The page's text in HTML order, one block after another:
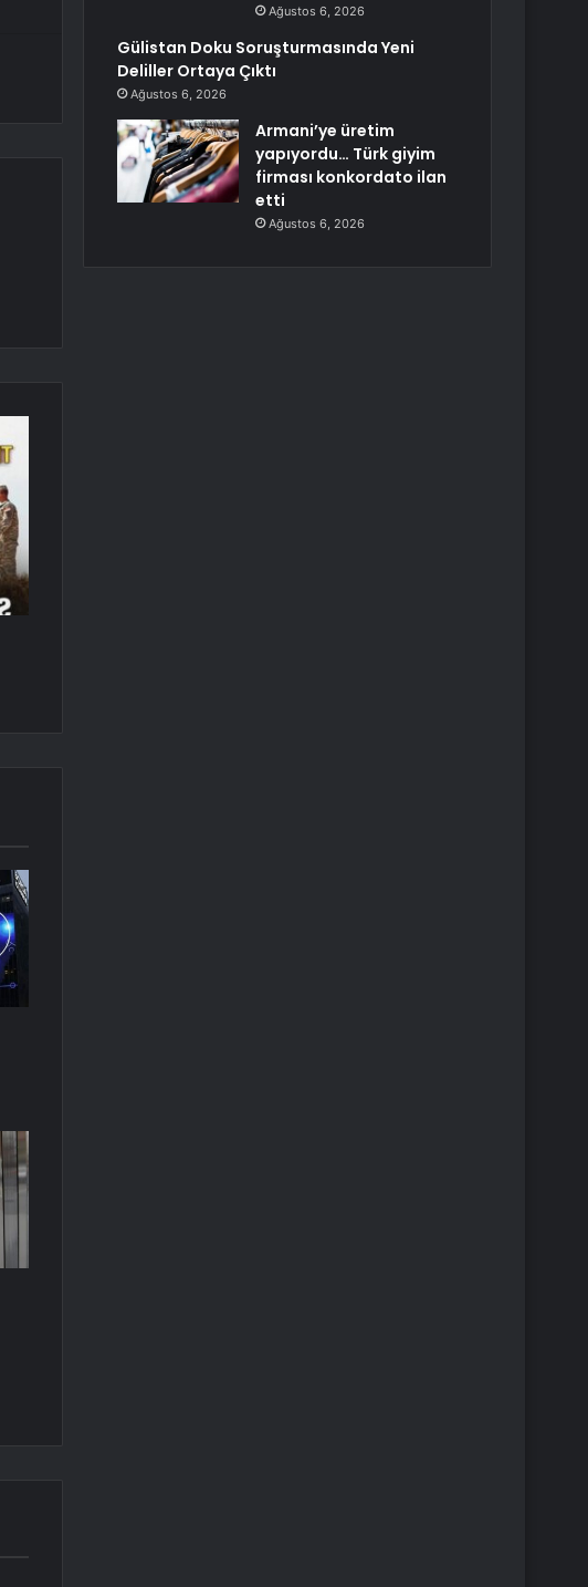
Ağustos 6, 2026
Gülistan Doku Soruşturmasında Yeni
Deliller Ortaya Çıktı
Ağustos 6, 2026
Armani’ye üretim
yapıyordu… Türk giyim
firması konkordato ilan
etti
Ağustos 6, 2026